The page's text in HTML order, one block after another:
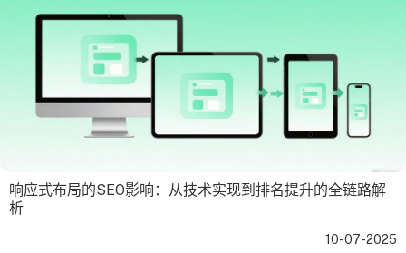
响应式布局的SEO影响：从技术实现到排名提升的全链路解
析
10-07-2025